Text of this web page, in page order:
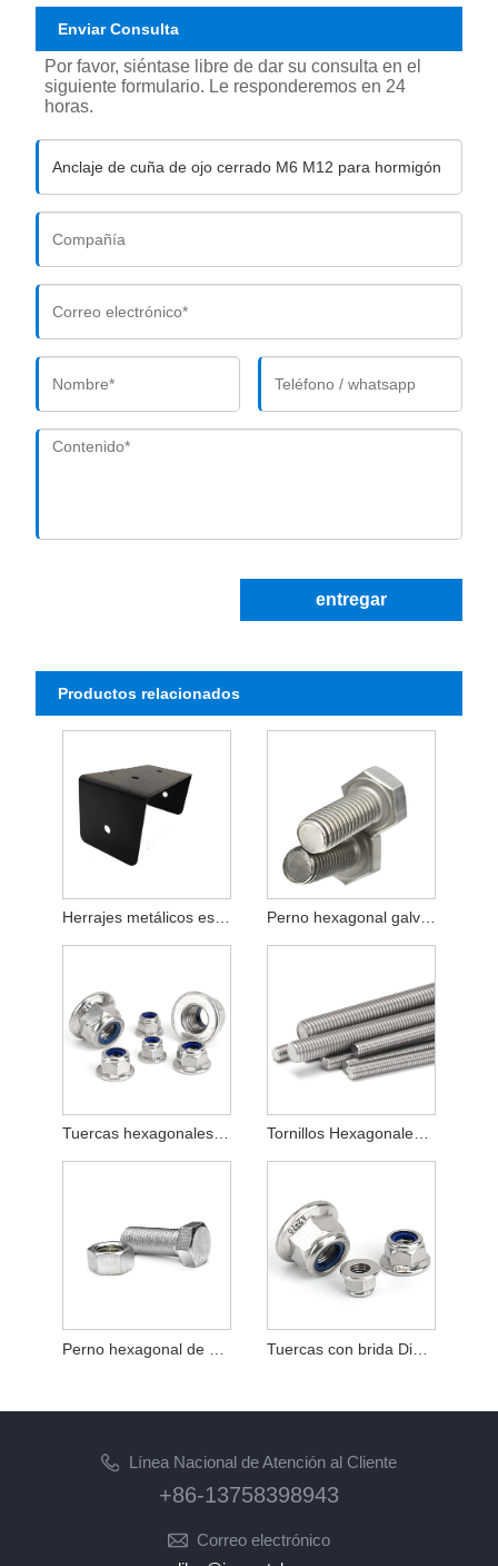
Enviar Consulta
Por favor, siéntase libre de dar su consulta en el
siguiente formulario. Le responderemos en 24
horas.
entregar
Productos relacionados
Herrajes metálicos estampados piezas accesorios de acero inoxidable 304 Perno hexagonal galvanizado galvanizado DIN931
Tuercas hexagonales de acero al carbono DIN934 Grado galvanizado 8,8 Tornillos Hexagonales DIN931 Stainless Steel
Tuercas con brida Din6923 Acero de aleación de aluminio M6
Línea Nacional de Atención al Cliente
+86-13758398943
Correo electrónico